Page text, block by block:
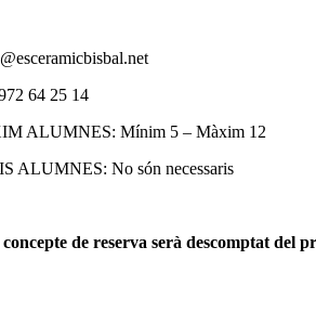
64 25 14
ALUMNES: Mínim 5 – Màxim 12
ALUMNES: No són necessaris
de reserva serà descomptat del